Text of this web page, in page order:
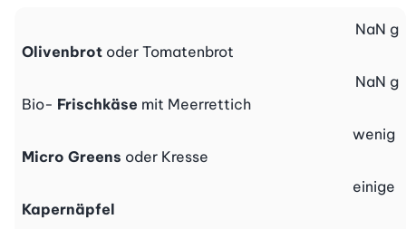
Olivenbrot oder Tomatenbrot
NaN g
Bio- Frischkäse mit Meerrettich
NaN g
Micro Greens oder Kresse
wenig
Kapernäpfel
einige